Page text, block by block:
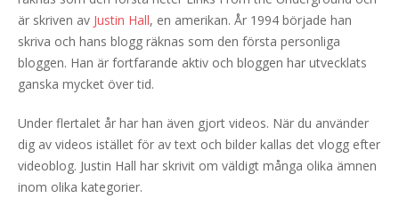
är skriven av Justin Hall, en amerikan. År 1994 började han
skriva och hans blogg räknas som den första personliga
bloggen. Han är fortfarande aktiv och bloggen har utvecklats
ganska mycket över tid.
Under flertalet år har han även gjort videos. När du använder
dig av videos istället för av text och bilder kallas det vlogg efter
videoblog. Justin Hall har skrivit om väldigt många olika ämnen
inom olika kategorier.